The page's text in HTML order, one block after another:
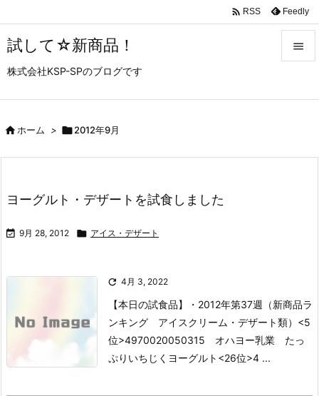
試して☆新商品！
株式会社KSP-SPのブログです

 RSS Feedly
ホーム > 2012年9月
ヨーグルト・デザートを試食しました
 9月 28, 2012  アイス・デザート
 4月 3, 2022
【本日の試食品】
・2012年第37週（新商品ラ
ンキング アイスクリーム・デザート類） <5
位>4970020050315 オハヨー乳業 たっ
ぷりいちじくヨーグルト <26位>4 ...